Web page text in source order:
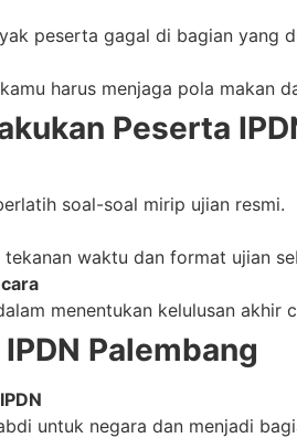
peserta gagal di bagian yang
harus menjaga pola makan
Peserta
soal-soal mirip ujian resmi.
waktu dan format ujian
menentukan kelulusan akhir
Palembang
untuk negara dan menjadi